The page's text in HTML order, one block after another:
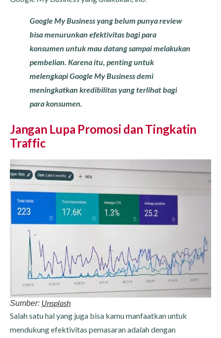
Google My Business yang belum punya review
bisa menurunkan efektivitas bagi para
konsumen untuk mau datang sampai melakukan
pembelian. Karena itu, penting untuk
melengkapi Google My Business demi
meningkatkan kredibilitas yang terlihat bagi
para konsumen.
Jangan Lupa Promosi dan Tingkatin
Traffic
Sumber: Unsplash
Salah satu hal yang juga bisa kamu manfaatkan untuk
mendukung efektivitas pemasaran adalah dengan